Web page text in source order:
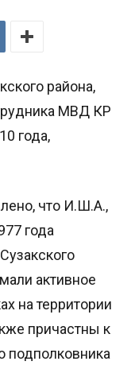
района,
МВД КР
года,
что И.Ш.А.,
года
активное
на территории
причастны к
подполковника